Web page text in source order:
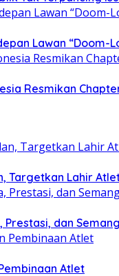
Lawan “Doom-
Resmikan
Targetkan Lahir
dan
Atlet